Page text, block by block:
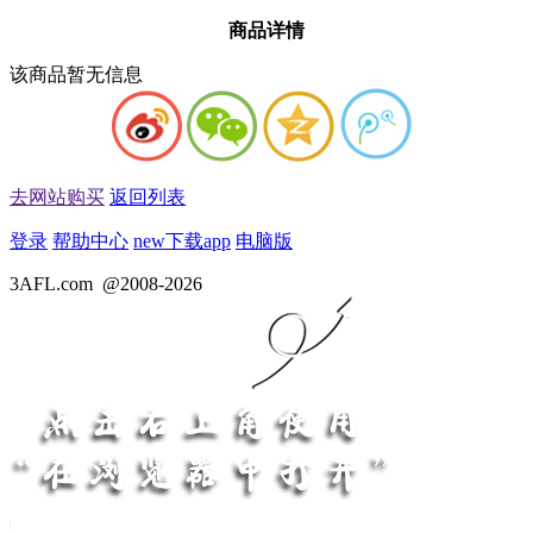
商品详情
该商品暂无信息
去网站购买 返回列表
登录 帮助中心 new下载app 电脑版
3AFL.com @2008-2026